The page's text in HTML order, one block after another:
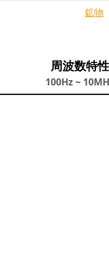
鉱物
周波数特性
100Hz ~